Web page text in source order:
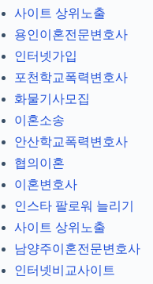
사이트 상위노출
용인이혼전문변호사
인터넷가입
포천학교폭력변호사
화물기사모집
이혼소송
안산학교폭력변호사
협의이혼
이혼변호사
인스타 팔로워 늘리기
사이트 상위노출
남양주이혼전문변호사
인터넷비교사이트